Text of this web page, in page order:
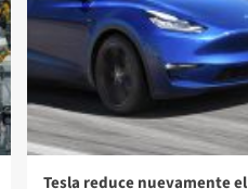
Tesla reduce nuevamente el